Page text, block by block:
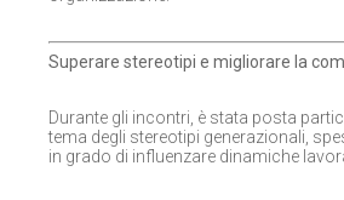
Superare stereotipi e migliorare la
Durante gli incontri, è stata posta
tema degli stereotipi generazionali,
in grado di influenzare dinamiche